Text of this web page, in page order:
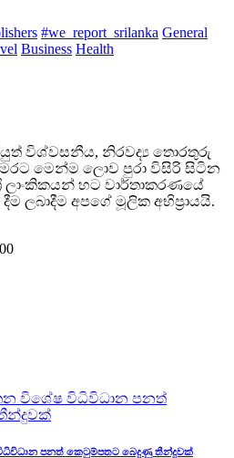
#we_report_srilanka General
Business Health
යුත් විශ්වසනීය, නිරවද්‍ය තොරතුරු
මෙන්ම ලොව පුරා විසිරි සිටින
හට වාර්තාකරණයේ
ලබාදීම අපගේ මූලික අභිප්‍රායයි.
පනත් කෙටුම්පතට බෙදුණු තීන්දුවක්